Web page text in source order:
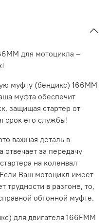
для мотоцикла –
муфту (бендикс) 166ММ
муфта обеспечит
защищая стартер от
срок его службы!
важная деталь в
отвечает за передачу
на коленвал
Ваш мотоцикл имеет
трудности в разгоне, то,
обгонной муфте.
для двигателя 166FMM